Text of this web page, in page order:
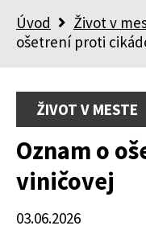
Úvod Život v
ošetrení proti
ŽIVOT V MESTE
Oznam o
viničovej
03.06.2026